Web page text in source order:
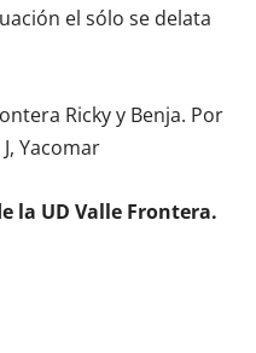
el sólo se delata
Ricky y Benja. Por
Yacomar
la UD Valle Frontera.